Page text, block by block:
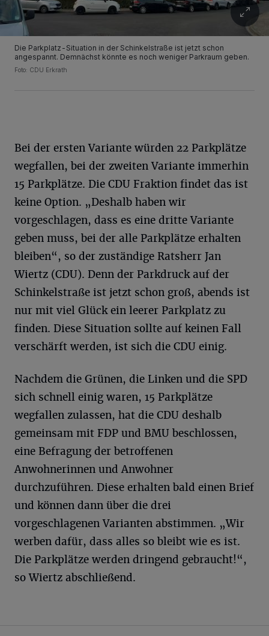
Die Parkplatz-Situation in der Schinkelstraße ist jetzt schon
angespannt. Demnächst könnte es noch weniger Parkraum geben.
Foto: CDU Erkrath
Bei der ersten Variante würden 22 Parkplätze
wegfallen, bei der zweiten Variante immerhin
15 Parkplätze. Die CDU Fraktion findet das ist
keine Option. „Deshalb haben wir
vorgeschlagen, dass es eine dritte Variante
geben muss, bei der alle Parkplätze erhalten
bleiben“, so der zuständige Ratsherr Jan
Wiertz (CDU). Denn der Parkdruck auf der
Schinkelstraße ist jetzt schon groß, abends ist
nur mit viel Glück ein leerer Parkplatz zu
finden. Diese Situation sollte auf keinen Fall
verschärft werden, ist sich die CDU einig.
Nachdem die Grünen, die Linken und die SPD
sich schnell einig waren, 15 Parkplätze
wegfallen zulassen, hat die CDU deshalb
gemeinsam mit FDP und BMU beschlossen,
eine Befragung der betroffenen
Anwohnerinnen und Anwohner
durchzuführen. Diese erhalten bald einen Brief
und können dann über die drei
vorgeschlagenen Varianten abstimmen. „Wir
werben dafür, dass alles so bleibt wie es ist.
Die Parkplätze werden dringend gebraucht!“,
so Wiertz abschließend.